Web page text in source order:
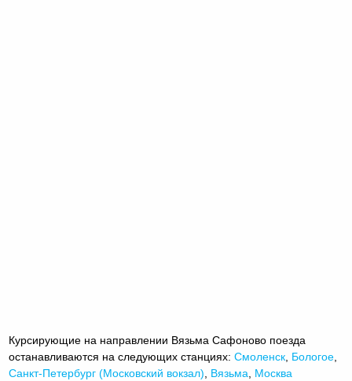
Курсирующие на направлении Вязьма Сафоново поезда
останавливаются на следующих станциях:Смоленск Бологое
Санкт-Петербург (Московский вокзал)
Вязьма
Москва